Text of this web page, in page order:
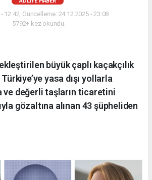
12:42, Güncelleme: 24.12.2025 - 23:08
5792+ kez okundu.
büyük çaplı kaçakçılık
yasa dışı yollarla
ve değerli taşların ticaretini
gözaltına alınan 43 şüpheliden